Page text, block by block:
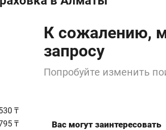
₸
₸
К сожалению,
запросу
Попробуйте изменить
Вас могут заинтересовать